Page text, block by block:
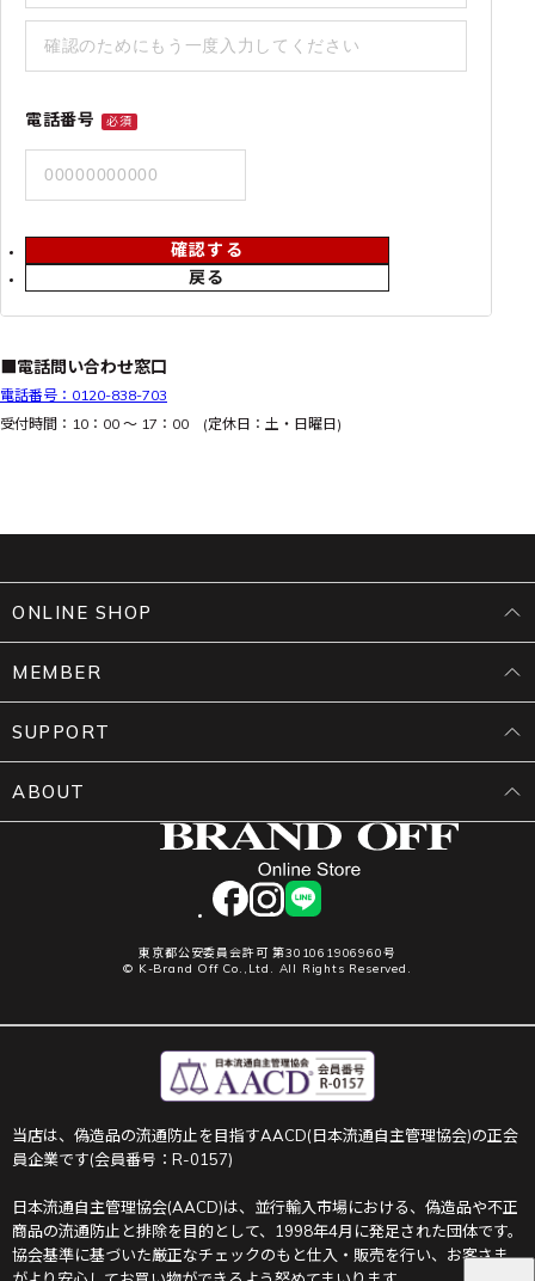
電話番号 必須
戻る
確認する
■電話問い合わせ窓口
電話番号：0120-838-703
受付時間：10：00 ～ 17：00 (定休日：土・日曜日)
facebookinstagram
LINE
東京都公安委員会許可 第301061906960号
© K-Brand Off Co.,Ltd. All Rights Reserved.
ONLINE SHOP
MEMBER
SUPPORT
ABOUT
当店は、偽造品の流通防止を目指すAACD(日本流通自主管理協会)の正会
員企業です(会員番号：R-0157)
日本流通自主管理協会(AACD)は、並行輸入市場における、偽造品や不正
商品の流通防止と排除を目的として、1998年4月に発足された団体です。
協会基準に基づいた厳正なチェックのもと仕入・販売を行い、お客さま